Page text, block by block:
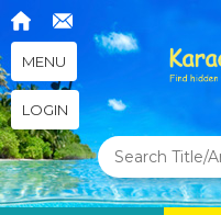
MENU
LOGIN